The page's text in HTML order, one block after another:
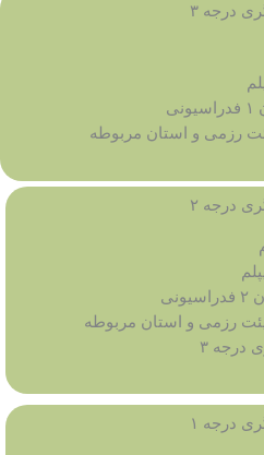
درجه ۳
رزمی و استان مربوطه
درجه ۲
رزمی و استان مربوطه
درجه ۳
درجه ۱